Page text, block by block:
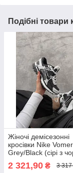
Подібні товари
Жіночі демісезонні
кросівки Nike
Grey/Black (сірі з
Найк топ
2 321,90 ₴ 3 317